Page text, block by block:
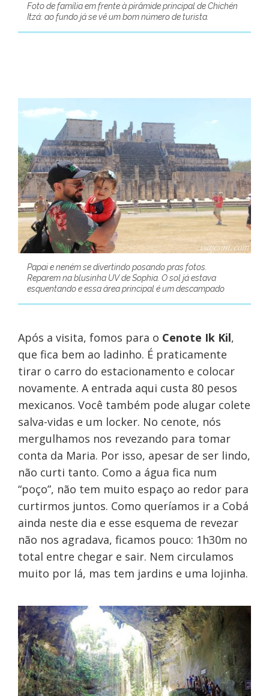
Foto de família em frente à pirâmide principal de Chichén
Itzá: ao fundo já se vê um bom número de turista.
Papai e neném se divertindo posando pras fotos.
Reparem na blusinha UV de Sophia. O sol já estava
esquentando e essa área principal é um descampado
Após a visita, fomos para o Cenote Ik Kil,
que fica bem ao ladinho. É praticamente
tirar o carro do estacionamento e colocar
novamente. A entrada aqui custa 80 pesos
mexicanos. Você também pode alugar colete
salva-vidas e um locker. No cenote, nós
mergulhamos nos revezando para tomar
conta da Maria. Por isso, apesar de ser lindo,
não curti tanto. Como a água fica num
“poço”, não tem muito espaço ao redor para
curtirmos juntos. Como queríamos ir a Cobá
ainda neste dia e esse esquema de revezar
não nos agradava, ficamos pouco: 1h30m no
total entre chegar e sair. Nem circulamos
muito por lá, mas tem jardins e uma lojinha.